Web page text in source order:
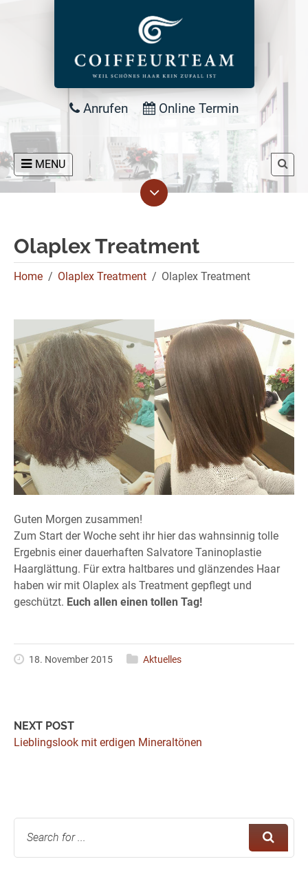
Anrufen Online Termin
MENU
Olaplex Treatment
Home Olaplex Treatment Olaplex Treatment
Guten Morgen zusammen!
Zum Start der Woche seht ihr hier das wahnsinnig tolle
Ergebnis einer dauerhaften Salvatore Taninoplastie
Haarglättung. Für extra haltbares und glänzendes Haar
haben wir mit Olaplex als Treatment gepflegt und
geschützt. Euch allen einen tollen Tag!
18. November 2015 Aktuelles
NEXT POST
Lieblingslook mit erdigen Mineraltönen